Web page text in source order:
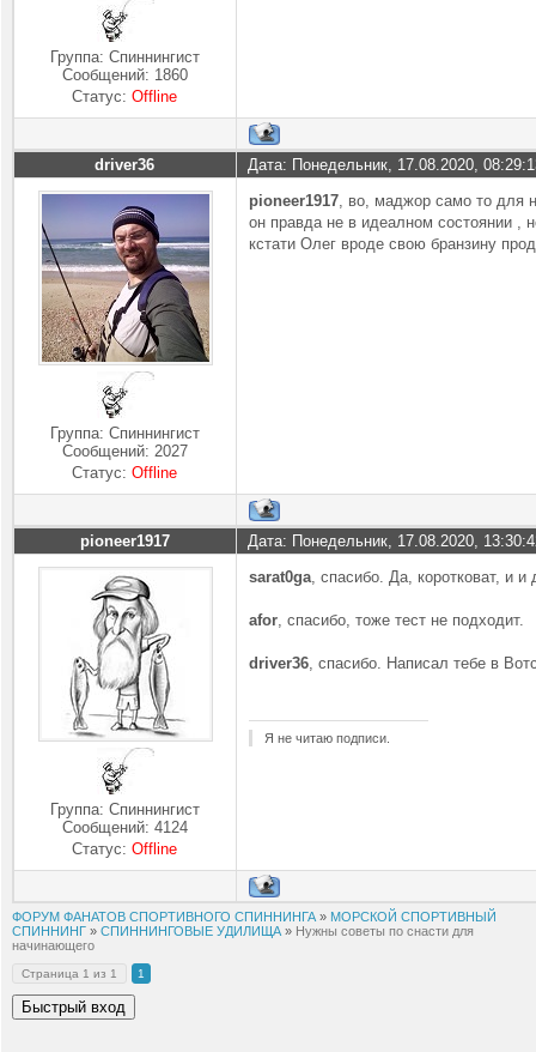
Группа: Спиннингист
Сообщений: 1860
Статус:Offline
driver36 Дата: Понедельник, 17.08.2020,
Группа: Спиннингист
Сообщений: 2027
Статус:Offline
pioneer1917, во, маджор само то для
он правда не в идеалном состоянии ,
кстати Олег вроде свою бранзину
pioneer1917 Дата: Понедельник, 17.08.2020,
Группа: Спиннингист
Сообщений: 4124
Статус:Offline
sarat0ga, спасибо. Да, коротковат, и
afor, спасибо, тоже тест не подходит.
driver36, спасибо. Написал тебе в
Я не читаю подписи.
ФОРУМ ФАНАТОВ СПОРТИВНОГО СПИННИНГА » МОРСКОЙ СПОРТИВНЫЙ
СПИННИНГ » СПИННИНГОВЫЕ УДИЛИЩА » Нужны советы по снасти для
начинающего
Страница 1 из 1 1